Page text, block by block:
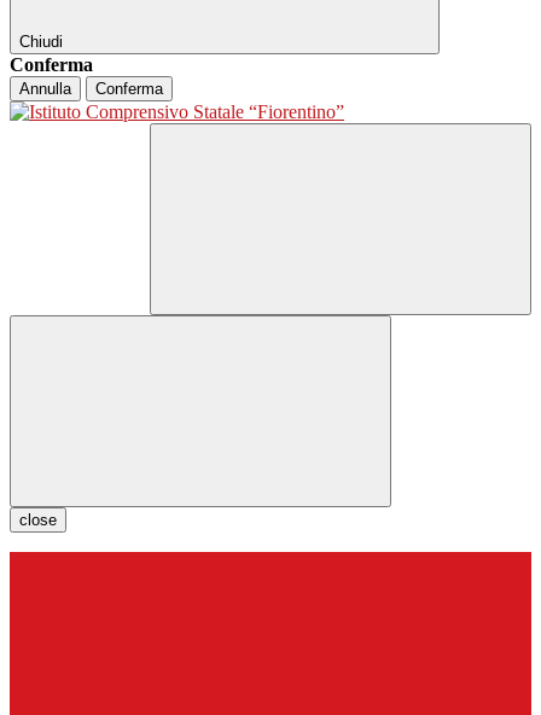
Chiudi
Conferma
Annulla Conferma
close